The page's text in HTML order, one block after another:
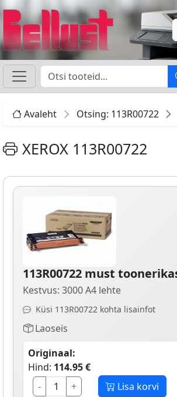
Avaleht Otsing: 113R00722
XEROX 113R00722
113R00722 must
Kestvus: 3000 A4 lehte
Küsi 113R00722 kohta lisainfot
Laoseis
Originaal:
Hind: 114.95 €
-
+ Lisa korvi